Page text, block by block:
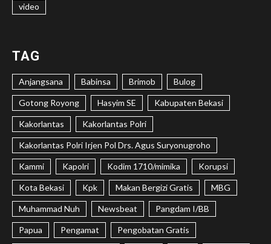
video
TAG
Anjangsana Babinsa Brimob Bulog
Gotong Royong Hasyim SE Kabupaten Bekasi
Kakorlantas Kakorlantas Polri
Kakorlantas Polri Irjen Pol Drs. Agus Suryonugroho
Kammi Kapolri Kodim 1710/mimika Korupsi
Kota Bekasi Kpk Makan Bergizi Gratis MBG
Muhammad Nuh Newsbeat Pangdam I/BB
Papua Pengamat Pengobatan Gratis